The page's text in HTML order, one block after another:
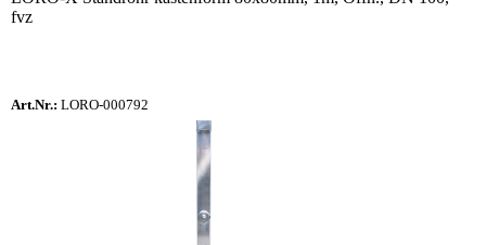
fvz
Art.Nr.: LORO-000792